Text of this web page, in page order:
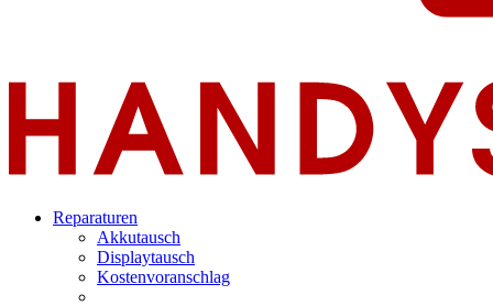
Reparaturen
Akkutausch
Displaytausch
Kostenvoranschlag